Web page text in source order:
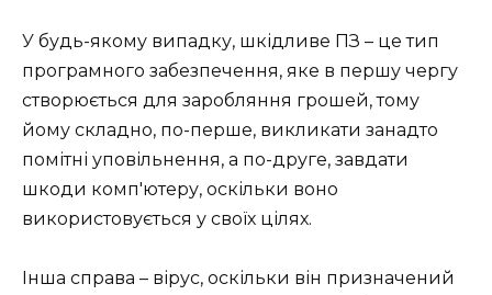
У будь-якому випадку, шкідливе ПЗ – це тип
програмного забезпечення, яке в першу чергу
створюється для заробляння грошей, тому
йому складно, по-перше, викликати занадто
помітні уповільнення, а по-друге, завдати
шкоди комп'ютеру, оскільки воно
використовується у своїх цілях.
Інша справа – вірус, оскільки він призначений